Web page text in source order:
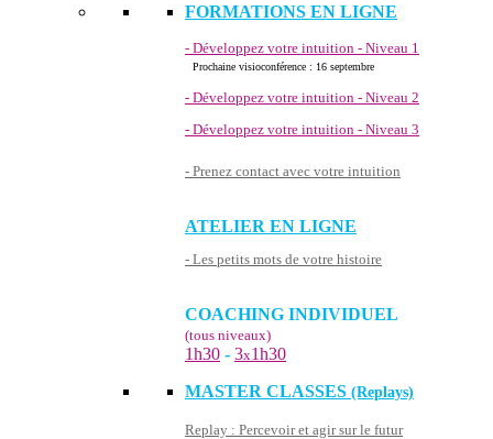
FORMATIONS EN LIGNE
- Développez votre intuition - Niveau 1
Prochaine visioconférence : 16 septembre
- Développez votre intuition - Niveau 2
- Développez votre intuition - Niveau 3
- Prenez contact avec votre intuition
ATELIER EN LIGNE
- Les petits mots de votre histoire
COACHING INDIVIDUEL
(tous niveaux)
1h30 - 3x1h30
MASTER CLASSES (Replays)
Replay : Percevoir et agir sur le futur